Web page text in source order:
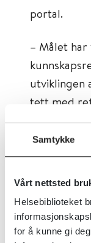
Samtykke
Vårt nettsted
Helsebiblioteket
for å kunne gi
portal.
– Målet
utviklingen
tett med
faglig
portalen
bruke, sier